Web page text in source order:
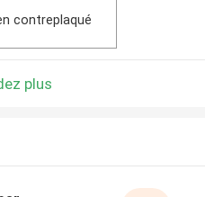
contreplaqué
plus